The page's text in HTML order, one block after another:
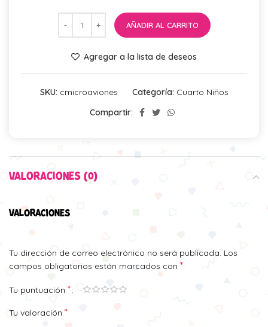
AÑADIR AL CARRITO
Agregar a la lista de deseos
SKU: cmicroaviones Categoría: Cuarto Niños
Compartir:
VALORACIONES (0)
VALORACIONES
Tu dirección de correo electrónico no será publicada. Los
campos obligatorios están marcados con *
Tu puntuación *
Tu valoración *